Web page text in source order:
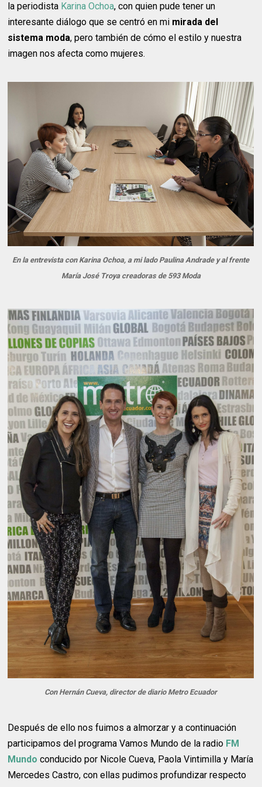
la periodista Karina Ochoa, con quien pude tener un
interesante diálogo que se centró en mi mirada del
sistema moda, pero también de cómo el estilo y nuestra
imagen nos afecta como mujeres.
En la entrevista con Karina Ochoa, a mi lado Paulina Andrade y al frente
María José Troya creadoras de 593 Moda
Con Hernán Cueva, director de diario Metro Ecuador
Después de ello nos fuimos a almorzar y a continuación
participamos del programa Vamos Mundo de la radio FM
Mundo conducido por Nicole Cueva, Paola Vintimilla y María
Mercedes Castro, con ellas pudimos profundizar respecto